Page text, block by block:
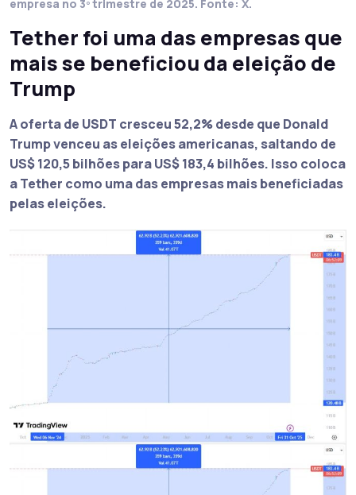
empresa no 3º trimestre de 2025. Fonte: X.
Tether foi uma das empresas que
mais se beneficiou da eleição de
Trump
A oferta de USDT cresceu 52,2% desde que Donald
Trump venceu as eleições americanas, saltando de
US$ 120,5 bilhões para US$ 183,4 bilhões. Isso coloca
a Tether como uma das empresas mais beneficiadas
pelas eleições.